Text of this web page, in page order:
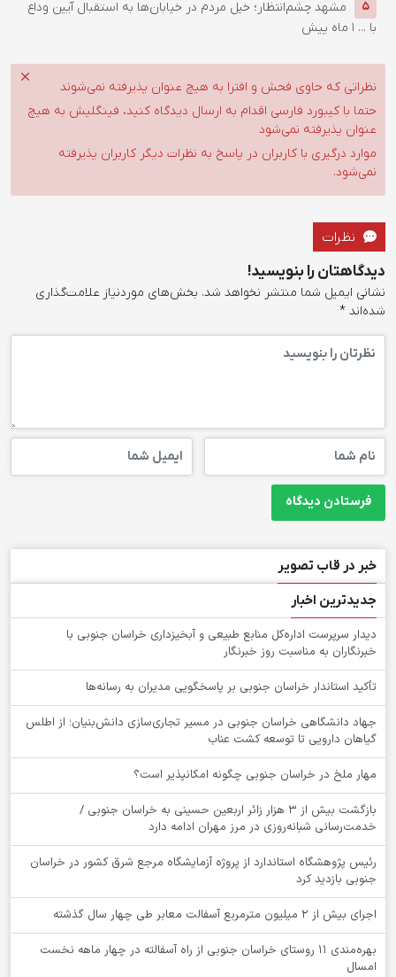
5
مشهد چشم‌انتظار؛ خیل مردم در خیابان‌ها به استقبال آیین وداع
با ... 1 ماه پیش
نظراتی که حاوی فحش و افترا به هیچ عنوان پذیرفته نمی‌شوند
حتما با کیبورد فارسی اقدام به ارسال دیدگاه کنید، فینگلیش به هیچ
عنوان پذیرفته نمی‌شود
موارد درگیری با کاربران در پاسخ به نظرات دیگر کاربران پذیرفته
نمی‌شود.
نظرات
دیدگاهتان را بنویسید!
نشانی ایمیل شما منتشر نخواهد شد. بخش‌های موردنیاز علامت‌گذاری
شده‌اند *
خبر در قاب تصویر
جدیدترین اخبار
دیدار سرپرست اداره‌کل منابع طبیعی و آبخیزداری خراسان جنوبی با
خبرنگاران به مناسبت روز خبرنگار
تأکید استاندار خراسان جنوبی بر پاسخگویی مدیران به رسانه‌ها
جهاد دانشگاهی خراسان جنوبی در مسیر تجاری‌سازی دانش‌بنیان؛ از اطلس
گیاهان دارویی تا توسعه کشت عناب
‌مهار ملخ در خراسان جنوبی چگونه امکانپذیر است؟
بازگشت بیش از ۳ هزار زائر اربعین حسینی به خراسان جنوبی /
خدمت‌رسانی شبانه‌روزی در مرز مهران ادامه دارد
رئیس پژوهشگاه استاندارد از پروژه آزمایشگاه مرجع شرق کشور در خراسان
جنوبی بازدید کرد
اجرای بیش از ۲ میلیون مترمربع آسفالت معابر طی چهار سال گذشته
بهره‌مندی ۱۱ روستای خراسان جنوبی از راه آسفالته در چهار ماهه نخست
امسال